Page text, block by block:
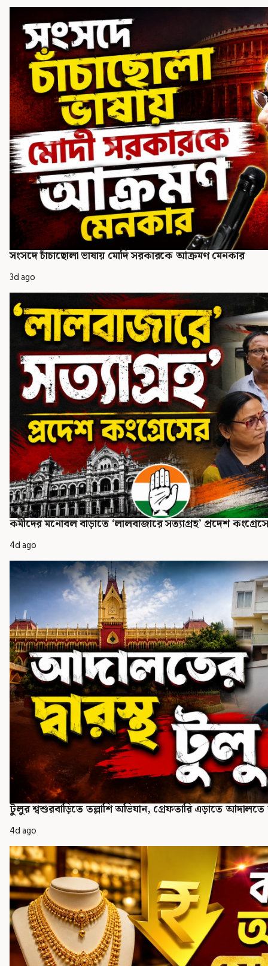
সংসদে চাঁচাছোলা ভাষায় মোদি সরকারকে আক্রমণ মেনকার
3d ago
কর্মীদের মনোবল বাড়াতে ‘লালবাজারে সত্যাগ্রহ’ প্রদেশ
4d ago
টুলুর শ্বশুরবাড়িতে তল্লাশি অভিযান, গ্রেফতারি এড়াতে
4d ago